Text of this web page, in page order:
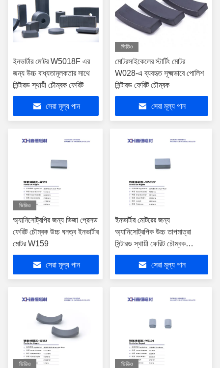
ইনভার্টার মোটর W5018F এর
জন্য উচ্চ বাধ্যতামূলকতার সাথে
সিন্টারড স্থায়ী চৌম্বক ফেরিট
সেরা মূল্য পান
ভিডিও
মোটরসাইকেলের স্টার্টিং মোটর
W028-এ ব্যবহৃত সূক্ষ্মভাবে পোলিশ
সিন্টারড ফেরিট চৌম্বক
সেরা মূল্য পান
ভিডিও
অ্যানিসোট্রপির জন্য ভিজা প্রেসড
ফেরিট চৌম্বক উচ্চ ঘনত্ব ইনভার্টার
মোটর W159
সেরা মূল্য পান
ইনভার্টার মোটরের জন্য
অ্যানিসোট্রপিক উচ্চ তাপমাত্রা
সিন্টারড স্থায়ী ফেরিট চৌম্বক
W5018F
সেরা মূল্য পান
ভিডিও ভিডিও